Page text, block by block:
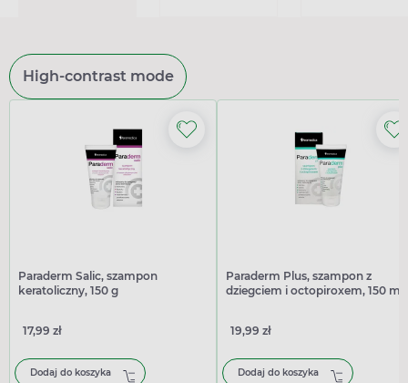
High-contrast mode
Paraderm Salic, szampon
keratoliczny, 150 g
17,99 zł
Dodaj do koszyka
Paraderm Plus, szampon z
dziegciem i octopiroxem, 150 ml
19,99 zł
Dodaj do koszyka